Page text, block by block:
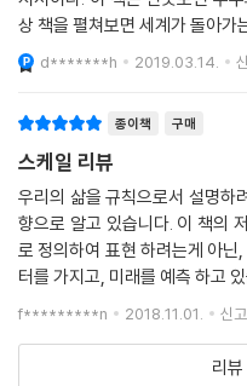
는 복잡하면서 자기 조직화하는
자 하는 사람이라면 반드시 읽
교 마틴번영연구소 교수,『신
s』저자
도저히 눈을 뗄 수 없는 책이다.
시, 기업의 규모가 모두 그토록
는 경이로운 도전 과제를 제시하
밀들을 하나하나 드러낸다. 물리
이 연결되어 있음을 보여줌으로
마커스 드 사토이, 옥스퍼드대학
엄청난 범위와 전망을 담은 중요
상 책을 펼쳐보면 세계가 돌아가
적으로 집필이 되어있다. 사회 초
서 많은 것을 얻
d*******h 2019.03.14.
종이책 구매
스케일 리뷰
우리의 삶을 규칙으로서 설명하
향으로 알고 있습니다. 이 책의
로 정의하여 표현 하려는게 아닌
터를 가지고, 미래를 예측 하고
뿐만아니라 국가든 기업이든 이
f*********n 2018.11.01. 신고
리뷰